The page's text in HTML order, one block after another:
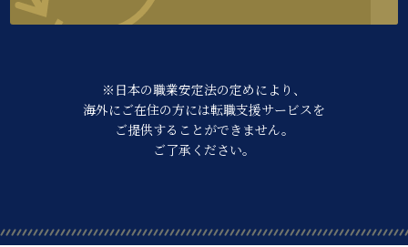
※日本の職業安定法の定めにより、
海外にご在住の方には転職支援サービスを
ご提供することができません。
ご了承ください。